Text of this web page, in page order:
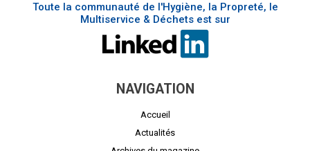
Toute la communauté de l'Hygiène, la Propreté, le
Multiservice & Déchets est sur
NAVIGATION
Accueil
Actualités